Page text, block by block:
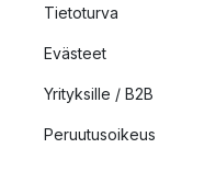
Tietoturva
Evästeet
Yrityksille / B2B
Peruutusoikeus